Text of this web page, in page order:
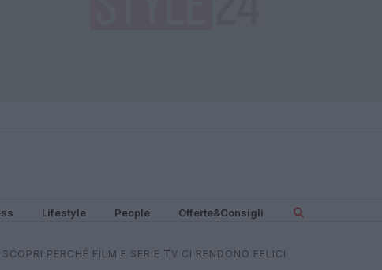
Lifestyle People Offerte&Consigli
PERCHÉ FILM E SERIE TV CI RENDONO FELICI